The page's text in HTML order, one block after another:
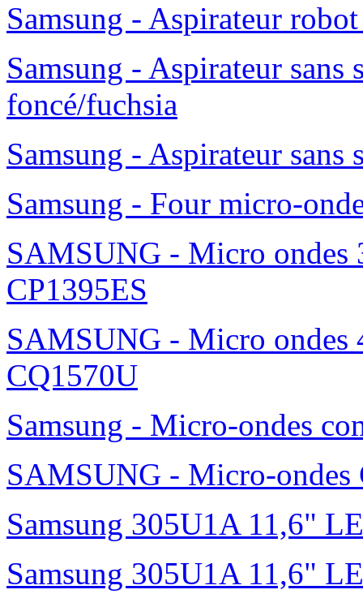
Samsung - Aspirateur
Samsung - Aspirateur
foncé/fuchsia
Samsung - Aspirateur sans
Samsung - Four micro-
SAMSUNG - Micro
CP1395ES
SAMSUNG - Micro
CQ1570U
Samsung - Micro-ondes
SAMSUNG - Micro-ondes
Samsung 305U1A 11,6"
Samsung 305U1A 11,6"